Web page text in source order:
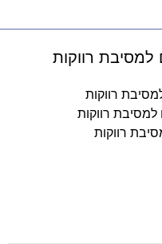
למסיבת רווקות
רווקות
רווקות
רווקות